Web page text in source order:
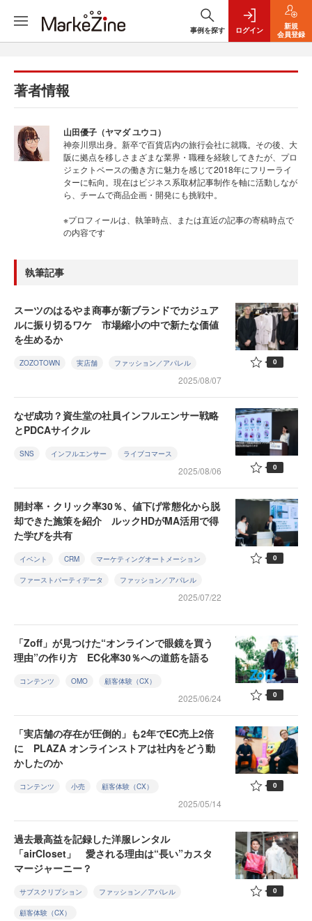
事例を探す ログイン
新規
会員登録
著者情報
山田優子（ヤマダ ユウコ）
神奈川県出身。新卒で百貨店内の旅行会社に就職。その後、大
阪に拠点を移しさまざまな業界・職種を経験してきたが、プロ
ジェクトベースの働き方に魅力を感じて2018年にフリーライ
ターに転向。現在はビジネス系取材記事制作を軸に活動しなが
ら、チームで商品企画・開発にも挑戦中。
※プロフィールは、執筆時点、または直近の記事の寄稿時点で
の内容です
執筆記事
スーツのはるやま商事が新ブランドでカジュア
ルに振り切るワケ 市場縮小の中で新たな価値
を生めるか
ZOZOTOWN 実店舗 ファッション／アパレル
2025/08/07
0
なぜ成功？資生堂の社員インフルエンサー戦略
とPDCAサイクル
SNS インフルエンサー ライブコマース
2025/08/06 0
開封率・クリック率30％、値下げ常態化から脱
却できた施策を紹介 ルックHDがMA活用で得
た学びを共有
イベント CRM マーケティングオートメーション
ファーストパーティデータ ファッション／アパレル
2025/07/22
0
「Zoff」が見つけた“オンラインで眼鏡を買う
理由”の作り方 EC化率30％への道筋を語る
コンテンツ OMO 顧客体験（CX）
2025/06/24 0
「実店舗の存在が圧倒的」も2年でEC売上2倍
に PLAZA オンラインストアは社内をどう動
かしたのか
コンテンツ 小売 顧客体験（CX）
2025/05/14
0
過去最高益を記録した洋服レンタル
「airCloset」 愛される理由は“長い”カスタ
マージャーニー？
サブスクリプション ファッション／アパレル
顧客体験（CX）
0